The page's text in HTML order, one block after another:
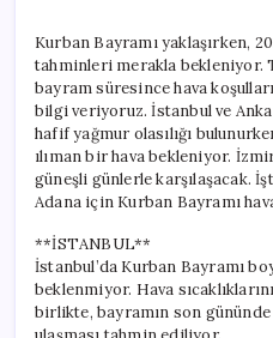
Kurban Bayramı yaklaşırken,
tahminleri merakla bekleniyor.
bayram süresince hava
bilgi veriyoruz. İstanbul ve
hafif yağmur olasılığı
ılıman bir hava bekleniyor.
güneşli günlerle karşılaşacak.
Adana için Kurban Bayramı
**İSTANBUL**
İstanbul’da Kurban Bayramı
beklenmiyor. Hava
birlikte, bayramın son gününde